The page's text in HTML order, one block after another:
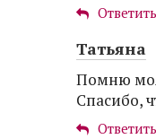
Ответить
Татьяна
Помню
Спасибо,
Ответить